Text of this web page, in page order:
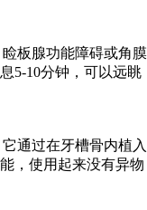
板腺功能障碍或角膜
5-10分钟，可以远眺
通过在牙槽骨内植入
，使用起来没有异物